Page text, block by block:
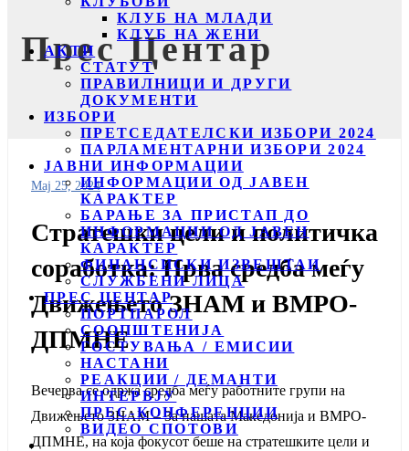
КЛУБ НА МЛАДИ
КЛУБ НА ЖЕНИ
АКТИ
СТАТУТ
ПРАВИЛНИЦИ И ДРУГИ
ДОКУМЕНТИ
ИЗБОРИ
ПРЕТСЕДАТЕЛСКИ ИЗБОРИ 2024
ПАРЛАМЕНТАРНИ ИЗБОРИ 2024
ЈАВНИ ИНФОРМАЦИИ
ИНФОРМАЦИИ ОД ЈАВЕН
КАРАКТЕР
БАРАЊЕ ЗА ПРИСТАП ДО
ИНФОРМАЦИИ ОД ЈАВЕН
КАРАКТЕР
ФИНАНСИСКИ ИЗВЕШТАИ
СЛУЖБЕНИ ЛИЦА
ПРЕС ЦЕНТАР
ПОРТПАРОЛ
СООПШТЕНИЈА
ГОСТУВАЊА / ЕМИСИИ
НАСТАНИ
РЕАКЦИИ / ДЕМАНТИ
ИНТЕРВЈУ
ПРЕС-КОНФЕРЕНЦИИ
ВИДЕО СПОТОВИ
Прес Центар
Мај 25, 2024
Стратешки цели и политичка
соработка: Прва средба меѓу
Движењето ЗНАМ и ВМРО-
ДПМНЕ
Вечерва се одржа средба меѓу работните групи на
Движењето ЗНАМ – За нашата Македонија и ВМРО-
ДПМНЕ, на која фокусот беше на стратешките цели и